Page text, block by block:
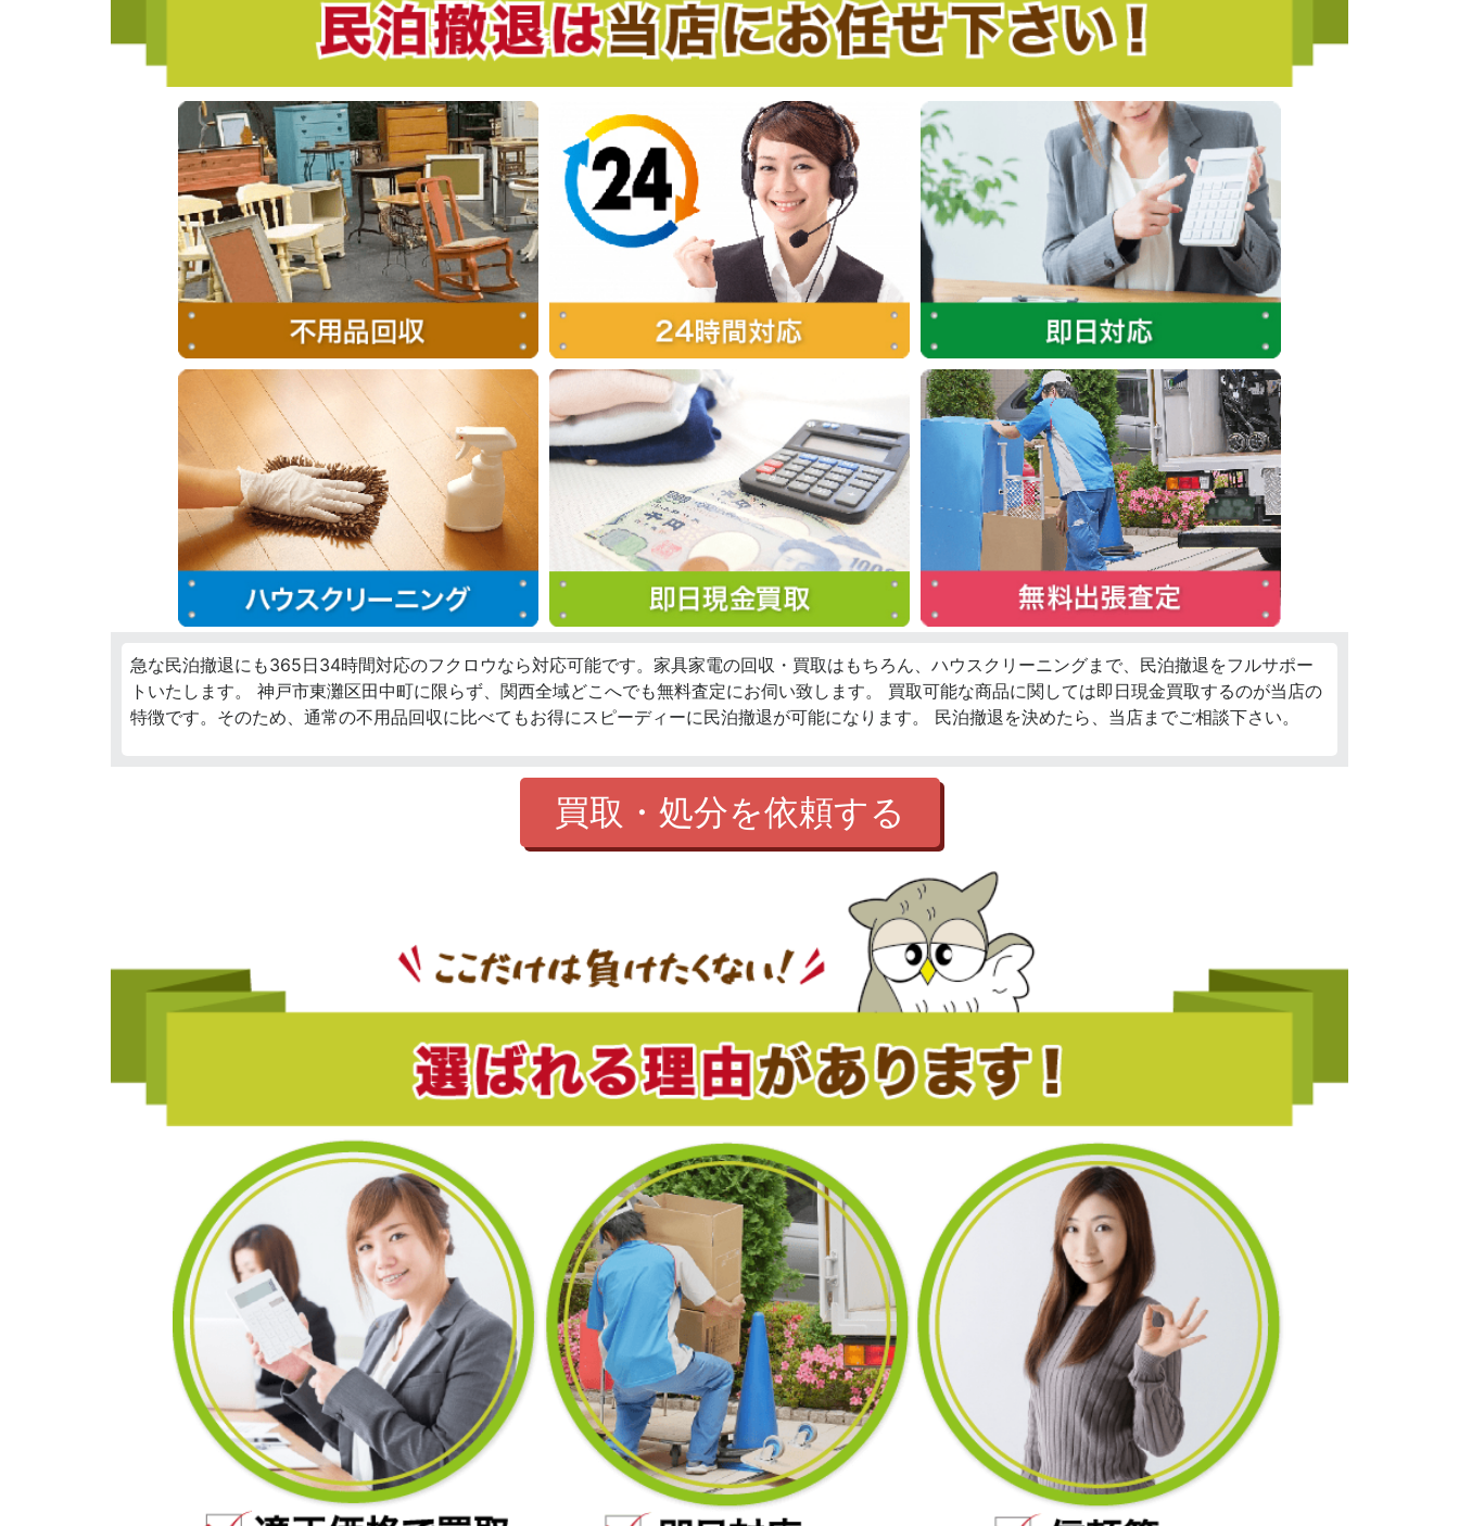
急な民泊撤退にも365日34時間対応のフクロウなら対応可能です。家具家電の回収・買取はもちろん、ハウスクリーニングまで、民泊撤退をフルサポー
トいたします。 神戸市東灘区田中町に限らず、関西全域どこへでも無料査定にお伺い致します。 買取可能な商品に関しては即日現金買取するのが当店の
特徴です。そのため、通常の不用品回収に比べてもお得にスピーディーに民泊撤退が可能になります。 民泊撤退を決めたら、当店までご相談下さい。
買取・処分を依頼する